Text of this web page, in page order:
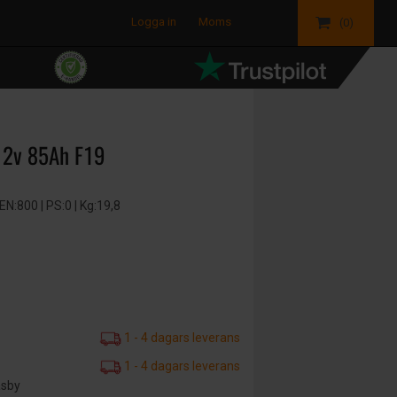
Logga in Moms (0)
85Ah F19
| PS:0 | Kg:19,8
1 - 4 dagars leverans
1 - 4 dagars leverans